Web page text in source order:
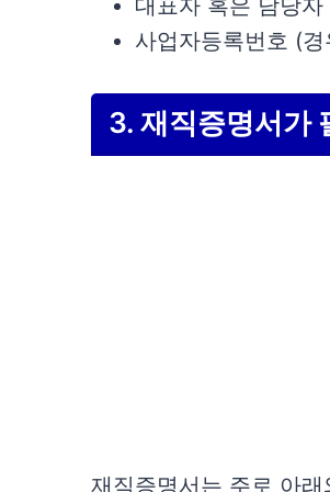
대표자 혹은 담당자
사업자등록번호 (
3. 재직증명서가
재직증명서는 주로 아